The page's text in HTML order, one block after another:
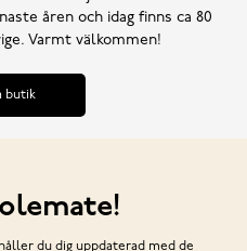
åren och idag finns ca 80
Varmt välkommen!
butik
du dig uppdaterad med de